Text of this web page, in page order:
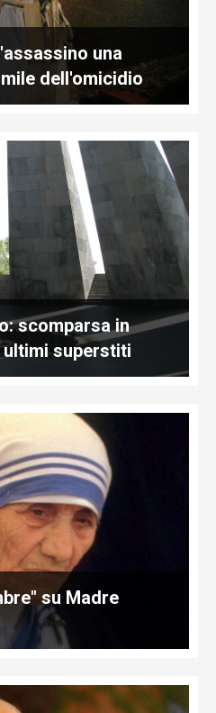
una
dell'omicidio
scomparsa in
ultimi superstiti
su Madre